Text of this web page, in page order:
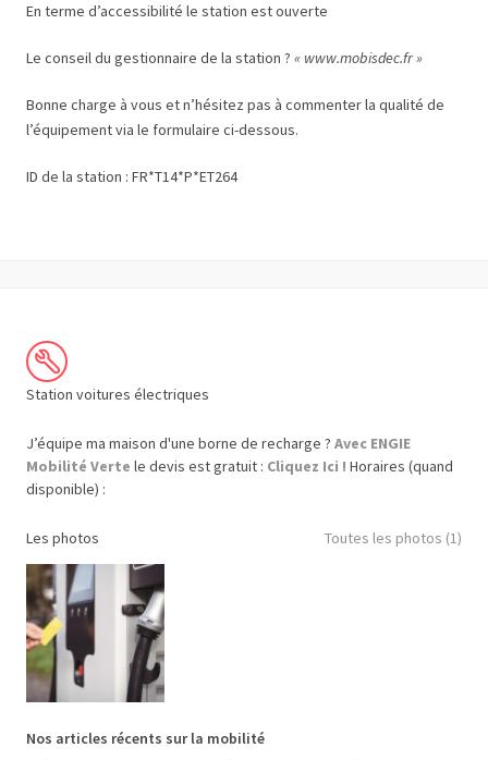
En terme d’accessibilité le station est ouverte
Le conseil du gestionnaire de la station ? « www.mobisdec.fr »
Bonne charge à vous et n’hésitez pas à commenter la qualité de
l’équipement via le formulaire ci-dessous.
ID de la station : FR*T14*P*ET264
Station voitures électriques
J’équipe ma maison d'une borne de recharge ? Avec ENGIE
Mobilité Verte le devis est gratuit : Cliquez Ici ! Horaires (quand
disponible) :
Les photos Toutes les photos (1)
Nos articles récents sur la mobilité